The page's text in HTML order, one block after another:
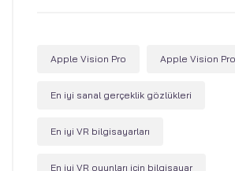
Apple Vision Pro Apple Vision
En iyi sanal gerçeklik gözlükleri
En iyi VR bilgisayarları
En iyi VR oyunları için bilgisayar